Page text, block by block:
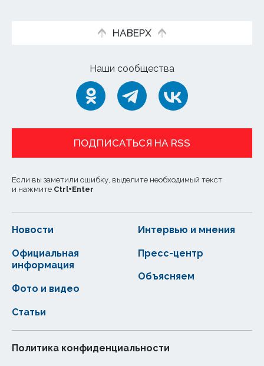
НАВЕРХ
Наши сообщества
ПОДПИСАТЬСЯ НА RSS
Если вы заметили ошибку, выделите необходимый текст
и нажмите Ctrl+Enter
Новости
Статьи
Официальная
информация
Интервью и мнения
Фото и видео
Пресс-центр
Объясняем
Политика конфиденциальности